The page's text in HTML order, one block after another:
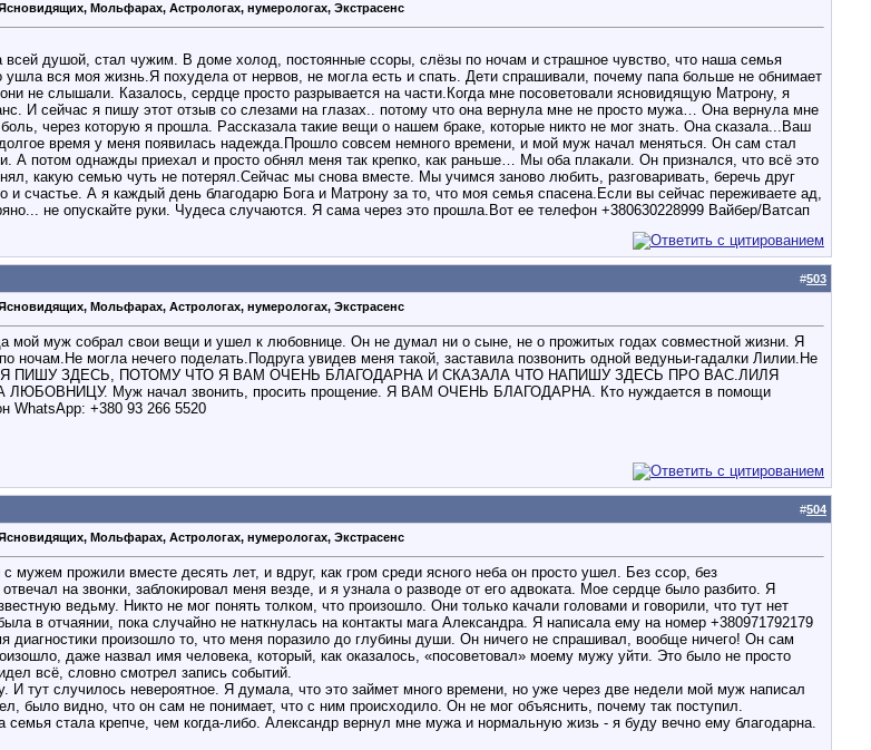
Мольфарах, Астрологах, нумерологах, Экстрасенс
всей душой, стал чужим. В доме холод, постоянные ссоры, слёзы по ночам и страшное чувство, что наша семья
вся моя жизнь.Я похудела от нервов, не могла есть и спать. Дети спрашивали, почему папа больше не обнимает
не слышали. Казалось, сердце просто разрывается на части.Когда мне посоветовали ясновидящую Матрону, я
И сейчас я пишу этот отзыв со слезами на глазах.. потому что она вернула мне не просто мужа… Она вернула мне
через которую я прошла. Рассказала такие вещи о нашем браке, которые никто не мог знать. Она сказала...Ваш
время у меня появилась надежда.Прошло совсем немного времени, и мой муж начал меняться. Он сам стал
А потом однажды приехал и просто обнял меня так крепко, как раньше… Мы оба плакали. Он признался, что всё это
какую семью чуть не потерял.Сейчас мы снова вместе. Мы учимся заново любить, разговаривать, беречь друг
и счастье. А я каждый день благодарю Бога и Матрону за то, что моя семья спасена.Если вы сейчас переживаете ад,
не опускайте руки. Чудеса случаются. Я сама через это прошла.Вот ее телефон +380630228999 Вайбер/Ватсап
#503
Мольфарах, Астрологах, нумерологах, Экстрасенс
мой муж собрал свои вещи и ушел к любовнице. Он не думал ни о сыне, не о прожитых годах совместной жизни. Я
ночам.Не могла нечего поделать.Подруга увидев меня такой, заставила позвонить одной ведуньи-гадалки Лилии.Не
Я ПИШУ ЗДЕСЬ, ПОТОМУ ЧТО Я ВАМ ОЧЕНЬ БЛАГОДАРНА И СКАЗАЛА ЧТО НАПИШУ ЗДЕСЬ ПРО ВАС.ЛИЛЯ
Муж начал звонить, просить прощение. Я ВАМ ОЧЕНЬ БЛАГОДАРНА. Кто нуждается в помощи
WhatsApp: +380 93 266 5520
#504
Мольфарах, Астрологах, нумерологах, Экстрасенс
мужем прожили вместе десять лет, и вдруг, как гром среди ясного неба он просто ушел. Без ссор, без
на звонки, заблокировал меня везде, и я узнала о разводе от его адвоката. Мое сердце было разбито. Я
ведьму. Никто не мог понять толком, что произошло. Они только качали головами и говорили, что тут нет
в отчаянии, пока случайно не наткнулась на контакты мага Александра. Я написала ему на номер +380971792179
диагностики произошло то, что меня поразило до глубины души. Он ничего не спрашивал, вообще ничего! Он сам
даже назвал имя человека, который, как оказалось, «посоветовал» моему мужу уйти. Это было не просто
всё, словно смотрел запись событий.
И тут случилось невероятное. Я думала, что это займет много времени, но уже через две недели мой муж написал
было видно, что он сам не понимает, что с ним происходило. Он не мог объяснить, почему так поступил.
стала крепче, чем когда-либо. Александр вернул мне мужа и нормальную жизь - я буду вечно ему благодарна.